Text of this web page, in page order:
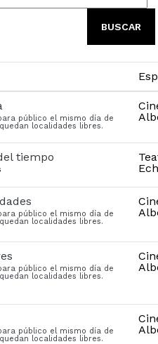
BUSCAR
público el mismo día de
localidades libres.
tiempo
público el mismo día de
localidades libres.
público el mismo día de
localidades libres.
público el mismo día de
localidades libres.